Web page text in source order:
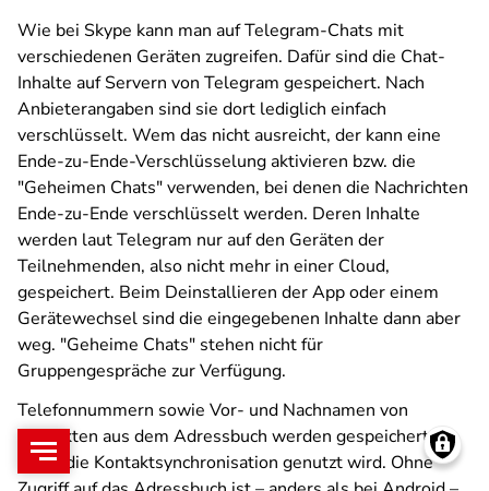
Wie bei Skype kann man auf Telegram-Chats mit
verschiedenen Geräten zugreifen. Dafür sind die Chat-
Inhalte auf Servern von Telegram gespeichert. Nach
Anbieterangaben sind sie dort lediglich einfach
verschlüsselt. Wem das nicht ausreicht, der kann eine
Ende-zu-Ende-Verschlüsselung aktivieren bzw. die
"Geheimen Chats" verwenden, bei denen die Nachrichten
Ende-zu-Ende verschlüsselt werden. Deren Inhalte
werden laut Telegram nur auf den Geräten der
Teilnehmenden, also nicht mehr in einer Cloud,
gespeichert. Beim Deinstallieren der App oder einem
Gerätewechsel sind die eingegebenen Inhalte dann aber
weg. "Geheime Chats" stehen nicht für
Gruppengespräche zur Verfügung.
Telefonnummern sowie Vor- und Nachnamen von
Kontakten aus dem Adressbuch werden gespeichert,
wenn die Kontaktsynchronisation genutzt wird. Ohne